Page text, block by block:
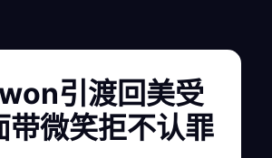
引渡回美受
带微笑拒不认罪